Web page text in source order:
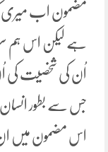
مضمون اب میری
ہے لیکن اس ہم
اُن کی شخصیت کی اُن
جس سے بطور انسان
اس مضمون میں ان